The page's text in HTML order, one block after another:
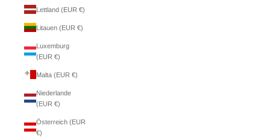
Lettland (EUR €)
Litauen (EUR €)
Luxemburg
(EUR €)
Malta (EUR €)
Niederlande
(EUR €)
Österreich (EUR
€)